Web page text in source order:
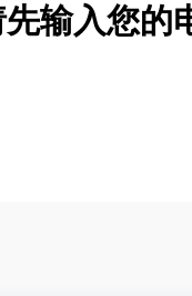
输入您的